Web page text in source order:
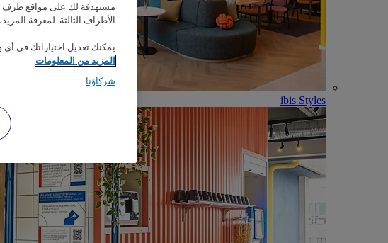
ibis Styles
مستهدفة لك على مواقع طرف
الأطراف الثالثة. لمعرفة
يمكنك تعديل اختياراتك في
المزيد من المعلومات
شركاؤنا